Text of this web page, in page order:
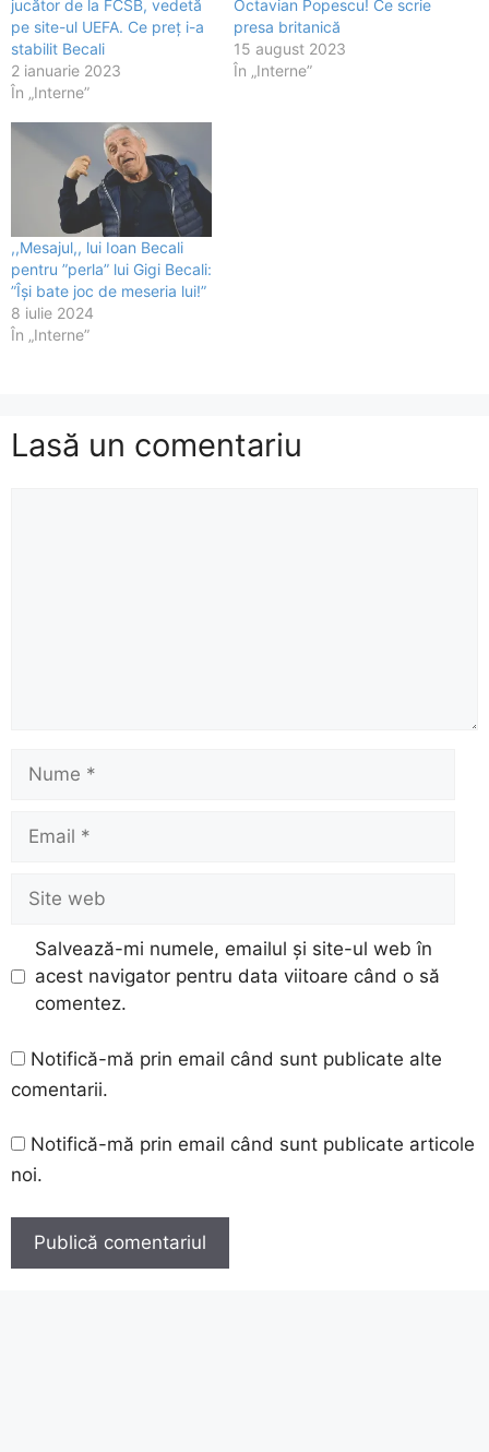
jucător de la FCSB, vedetă
pe site-ul UEFA. Ce preț i-a
stabilit Becali
2 ianuarie 2023
În „Interne”
Octavian Popescu! Ce scrie
presa britanică
15 august 2023
În „Interne”
,,Mesajul,, lui Ioan Becali
pentru ”perla” lui Gigi Becali:
”Își bate joc de meseria lui!”
8 iulie 2024
În „Interne”
Lasă un comentariu
Nume
Email
Site
web
Salvează-mi numele, emailul și site-ul web în
acest navigator pentru data viitoare când o să
comentez.
Notifică-mă prin email când sunt publicate alte
comentarii.
Notifică-mă prin email când sunt publicate articole
noi.